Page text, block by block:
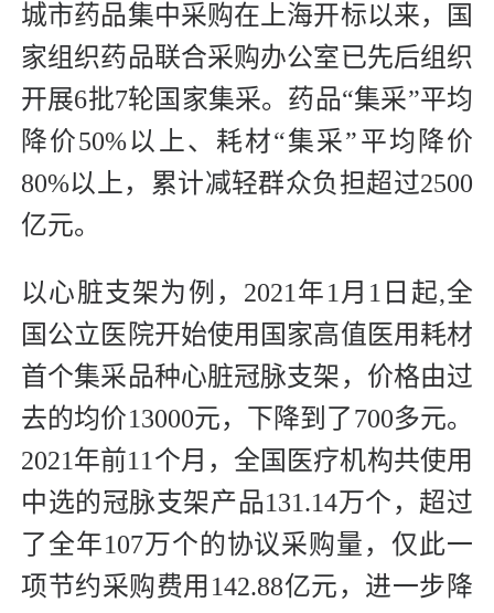
城市药品集中采购在上海开标以来，国
家组织药品联合采购办公室已先后组织
开展6批7轮国家集采。药品“集采”平均
降价50%以上、耗材“集采”平均降价
80%以上，累计减轻群众负担超过2500
亿元。
以心脏支架为例，2021年1月1日起,全
国公立医院开始使用国家高值医用耗材
首个集采品种心脏冠脉支架，价格由过
去的均价13000元，下降到了700多元。
2021年前11个月，全国医疗机构共使用
中选的冠脉支架产品131.14万个，超过
了全年107万个的协议采购量，仅此一
项节约采购费用142.88亿元，进一步降